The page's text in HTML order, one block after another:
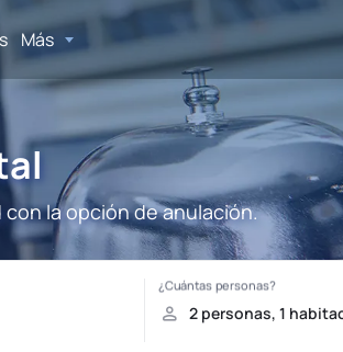
Más
la opción de anulación.